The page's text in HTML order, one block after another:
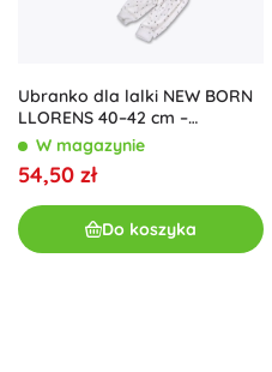
Ubranko dla lalki NEW BORN
LLORENS 40–42 cm –
5‑częściowy zestaw z
poduszką do karmienia
W magazynie
54,50 zł
Do koszyka